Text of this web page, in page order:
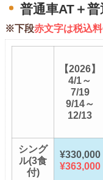
普通車AT＋
※下段赤文字は税込
【2026】
4/1～
7/19
9/14～
12/13
シング
ル(3食
付)
¥330,000
¥363,000